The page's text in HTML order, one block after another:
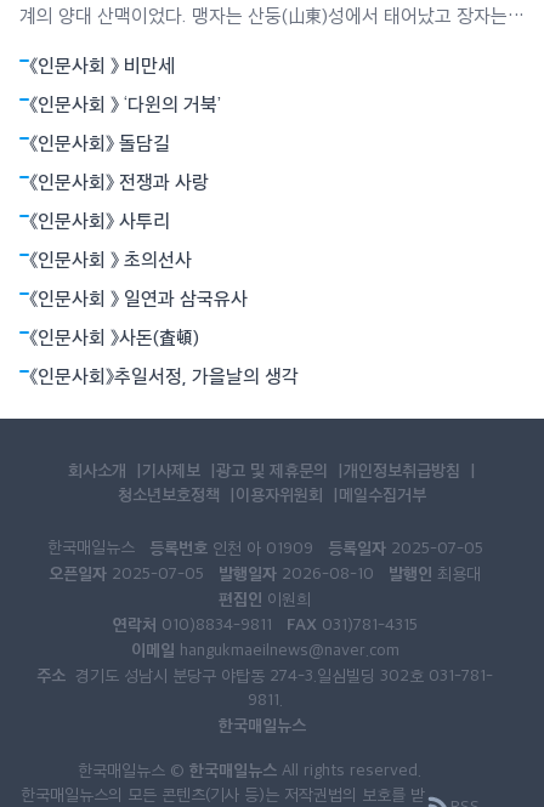
계의 양대 산맥이었다. 맹자는 산둥(山東)성에서 태어났고 장자는
다 7년쯤 먼저 태어났지만 같은 시대를 살았던 두 사람은 서로의 존
재에 대해 알고 있었다고 한다. 그럼에도 두 사람은 평생 서로에 대
해 단 한마디도 언급하지 않았다.
《인문사회 》 비만세
《인문사회 》 ‘다윈의 거북’
《인문사회》 돌담길
《인문사회》 전쟁과 사랑
《인문사회》 사투리
《인문사회 》 초의선사
《인문사회 》 일연과 삼국유사
《인문사회 》사돈(査頓)
《인문사회》추일서정, 가을날의 생각
회사소개 기사제보 광고 및 제휴문의
개인정보취급방침
청소년보호정책
이용자위원회 메일수집거부
한국매일뉴스 등록번호 인천 아 01909 등록일자 2025-07-05
오픈일자 2025-07-05 발행일자 2026-08-10 발행인 최용대
편집인 이원희
연락처 010)8834-9811 FAX 031)781-4315
이메일 hangukmaeilnews@naver.com
주소 경기도 성남시 분당구 야탑동 274-3.일심빌딩 302호 031-781-
9811.
한국매일뉴스
한국매일뉴스 © 한국매일뉴스All rights reserved.
한국매일뉴스의 모든 콘텐츠(기사 등)는 저작권법의 보호를 받